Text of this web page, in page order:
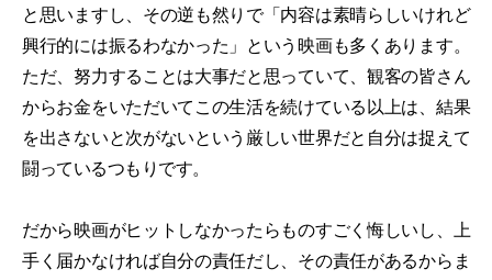
と思いますし、その逆も然りで「内容は素晴らしいけれど
興行的には振るわなかった」という映画も多くあります。
ただ、努力することは大事だと思っていて、観客の皆さん
からお金をいただいてこの生活を続けている以上は、結果
を出さないと次がないという厳しい世界だと自分は捉えて
闘っているつもりです。
だから映画がヒットしなかったらものすごく悔しいし、上
手く届かなければ自分の責任だし、その責任があるからま